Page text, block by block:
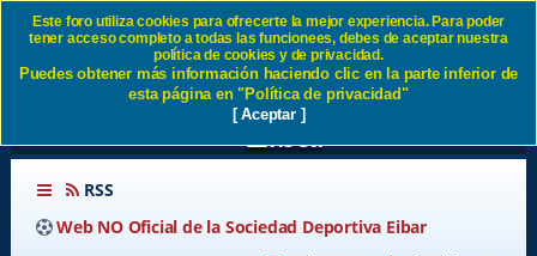
ALTAS Y BAJAS SD EIBAR
2023 2024 - Página 21 SD
Eibar
RSS
Web NO Oficial de la Sociedad Deportiva Eibar
Este foro utiliza cookies para ofrecerte la mejor experiencia. Para poder
tener acceso completo a todas las funcionees, debes de aceptar nuestra
política de cookies y de privacidad.
Puedes obtener más información haciendo clic en la parte inferior de
esta página en "Política de privacidad"
[ Aceptar ]